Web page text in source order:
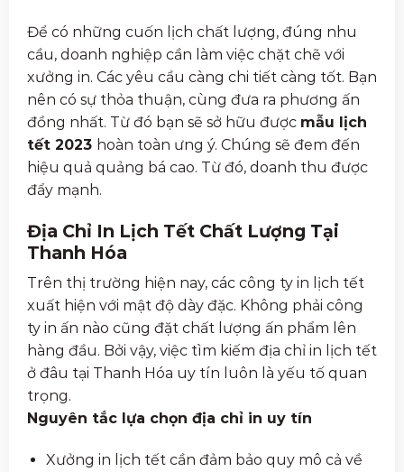
Để có những cuốn lịch chất lượng, đúng nhu
cầu, doanh nghiệp cần làm việc chặt chẽ với
xưởng in. Các yêu cầu càng chi tiết càng tốt. Bạn
nên có sự thỏa thuận, cùng đưa ra phương ấn
đồng nhất. Từ đó bạn sẽ sở hữu được mẫu lịch
tết 2023 hoàn toàn ưng ý. Chúng sẽ đem đến
hiệu quả quảng bá cao. Từ đó, doanh thu được
đẩy mạnh.
Địa Chỉ In Lịch Tết Chất Lượng Tại
Thanh Hóa
Trên thị trường hiện nay, các công ty in lịch tết
xuất hiện với mật độ dày đặc. Không phải công
ty in ấn nào cũng đặt chất lượng ấn phẩm lên
hàng đầu. Bởi vậy, việc tìm kiếm địa chỉ in lịch tết
ở đâu tại Thanh Hóa uy tín luôn là yếu tố quan
trọng.
Nguyên tắc lựa chọn địa chỉ in uy tín
Xưởng in lịch tết cần đảm bảo quy mô cả về